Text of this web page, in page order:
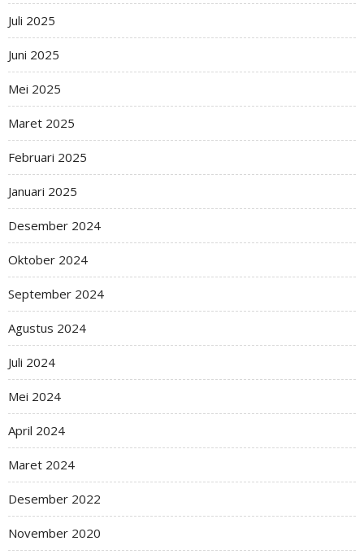
Juli 2025
Juni 2025
Mei 2025
Maret 2025
Februari 2025
Januari 2025
Desember 2024
Oktober 2024
September 2024
Agustus 2024
Juli 2024
Mei 2024
April 2024
Maret 2024
Desember 2022
November 2020